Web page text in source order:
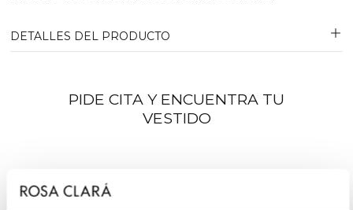
DETALLES DEL PRODUCTO
PIDE CITA Y ENCUENTRA TU
VESTIDO